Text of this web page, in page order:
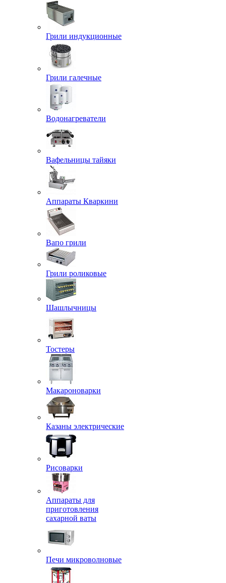
Грили индукционные
Грили галечные
Водонагреватели
Вафельницы тайяки
Аппараты Кваркини
Вапо грили
Грили роликовые
Шашлычницы
Тостеры
Макароноварки
Казаны электрические
Рисоварки
Аппараты для
приготовления
сахарной ваты
Печи микроволновые